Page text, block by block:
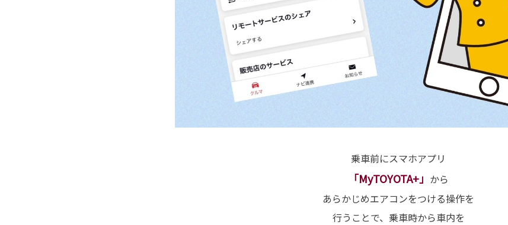
乗車前にスマホアプリ
「MyTOYOTA+」 から
あらかじめエアコンをつける操作を
行うことで、乗車時から車内を